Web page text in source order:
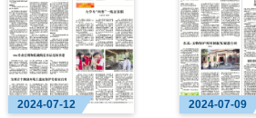
2024-07-12 2024-07-09